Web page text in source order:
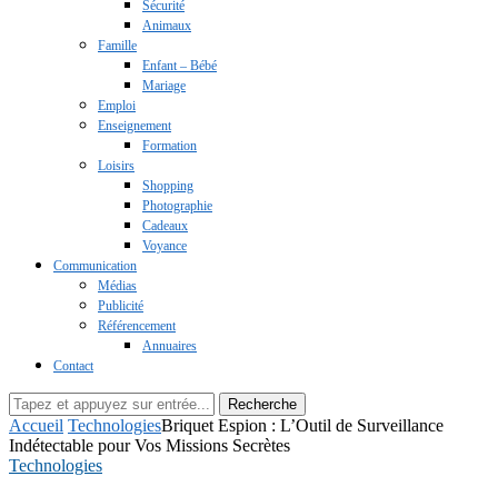
Sécurité
Animaux
Famille
Enfant – Bébé
Mariage
Emploi
Enseignement
Formation
Loisirs
Shopping
Photographie
Cadeaux
Voyance
Communication
Médias
Publicité
Référencement
Annuaires
Contact
Recherche
Accueil TechnologiesBriquet Espion : L’Outil de Surveillance
Indétectable pour Vos Missions Secrètes
Technologies